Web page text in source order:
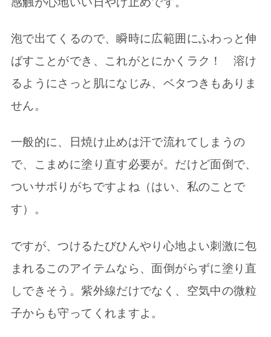
泡で出てくるので、瞬時に広範囲にふわっと伸
ばすことができ、これがとにかくラク！ 溶け
るようにさっと肌になじみ、ベタつきもありま
せん。
一般的に、日焼け止めは汗で流れてしまうの
で、こまめに塗り直す必要が。だけど面倒で、
ついサボりがちですよね（はい、私のことで
す）。
ですが、つけるたびひんやり心地よい刺激に包
まれるこのアイテムなら、面倒がらずに塗り直
しできそう。紫外線だけでなく、空気中の微粒
子からも守ってくれますよ。